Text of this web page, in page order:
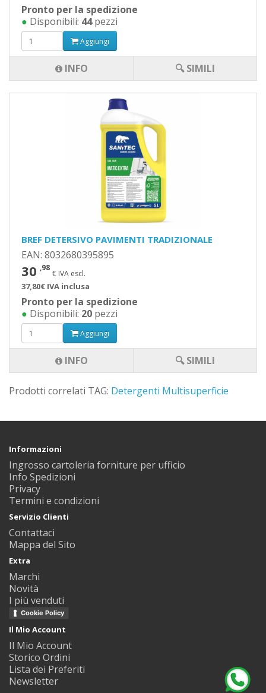
BREF DETERSIVO PAVIMENTI TRADIZIONALE
EAN: 8032680395895
30 ,98
€ IVA escl.
37,80€ IVA inclusa
Pronto per la spedizione
● Disponibili: 20 pezzi
Aggiungi
INFO 🔍 SIMILI
Pronto per la spedizione
● Disponibili: 44pezzi
Aggiungi
INFO 🔍 SIMILI
Prodotti correlati TAG: Detergenti Multisuperficie
Informazioni
Ingrosso cartoleria forniture per ufficio
Info Spedizioni
Privacy
Termini e condizioni
Servizio Clienti
Contattaci
Mappa del Sito
Extra
Marchi
Novità
I più venduti
Cookie Policy
Il Mio Account
Il Mio Account
Storico Ordini
Lista dei Preferiti
Newsletter